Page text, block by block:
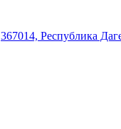
367014, Республика